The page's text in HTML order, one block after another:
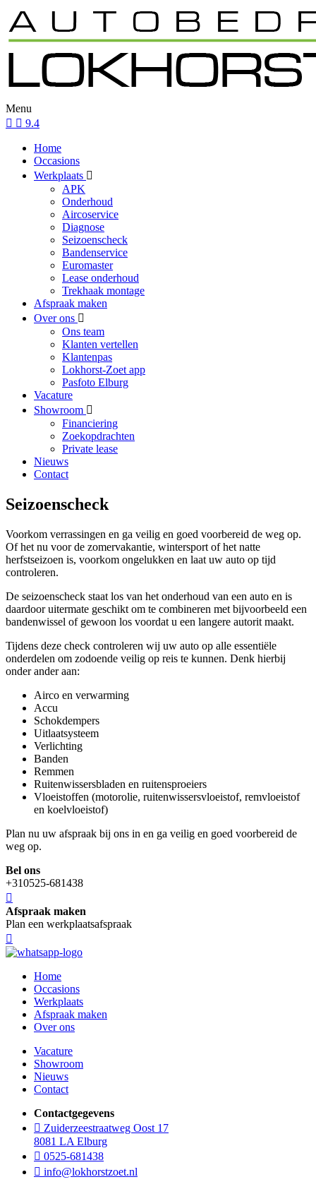
Menu
9.4
Home
Occasions
Werkplaats
APK
Onderhoud
Aircoservice
Diagnose
Seizoenscheck
Bandenservice
Euromaster
Lease onderhoud
Trekhaak montage
Afspraak maken
Over ons
Ons team
Klanten vertellen
Klantenpas
Lokhorst-Zoet app
Pasfoto Elburg
Vacature
Showroom
Financiering
Zoekopdrachten
Private lease
Nieuws
Contact
Seizoenscheck
Voorkom verrassingen en ga veilig en goed voorbereid de weg op.
Of het nu voor de zomervakantie, wintersport of het natte
herfstseizoen is, voorkom ongelukken en laat uw auto op tijd
controleren.
De seizoenscheck staat los van het onderhoud van een auto en is
daardoor uitermate geschikt om te combineren met bijvoorbeeld een
bandenwissel of gewoon los voordat u een langere autorit maakt.
Tijdens deze check controleren wij uw auto op alle essentiële
onderdelen om zodoende veilig op reis te kunnen. Denk hierbij
onder ander aan:
Airco en verwarming
Accu
Schokdempers
Uitlaatsysteem
Verlichting
Banden
Remmen
Ruitenwissersbladen en ruitensproeiers
Vloeistoffen (motorolie, ruitenwissersvloeistof, remvloeistof
en koelvloeistof)
Plan nu uw afspraak bij ons in en ga veilig en goed voorbereid de
weg op.
Bel ons
+310525-681438
Afspraak maken
Plan een werkplaatsafspraak
Home
Occasions
Werkplaats
Afspraak maken
Over ons
Vacature
Showroom
Nieuws
Contact
Contactgegevens
Zuiderzeestraatweg Oost 17
8081 LA Elburg
0525-681438
info@lokhorstzoet.nl